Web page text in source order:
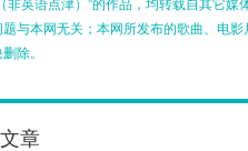
非英语点津）”的作品，均转载自其它
与本网无关；本网所发布的歌曲、电
除。
章